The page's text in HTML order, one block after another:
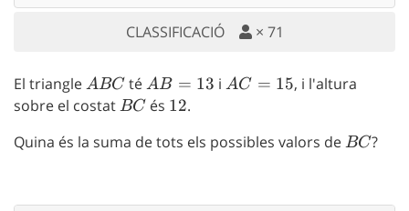
CLASSIFICACIÓ × 71
El triangleABC
ABC téAB=13
AB = 13 iAC=15
AC = 15, i l'altura
sobre el costatBC
BC és 12
12.
Quina és la suma de tots els possibles valors deBC
BC?